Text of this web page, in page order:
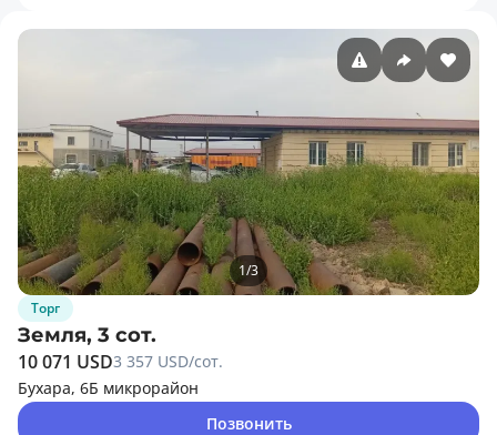
1/3
Земля, 3 сот.
10 071 USD3 357 USD/сот.
Торг
Бухара, 6Б микрорайон
Позвонить